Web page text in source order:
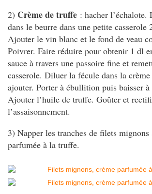
2) Crème de truffe : hacher
dans le beurre dans une petite casserole
Ajouter le vin blanc et le fond de veau
Poivrer. Faire réduire pour obtenir 1 dl
sauce à travers une passoire fine et
casserole. Diluer la fécule dans la
ajouter. Porter à ébullition puis baisser à
Ajouter l’huile de truffe. Goûter et
l’assaisonnement.
3) Napper les tranches de filets mignons
parfumée à la truffe.